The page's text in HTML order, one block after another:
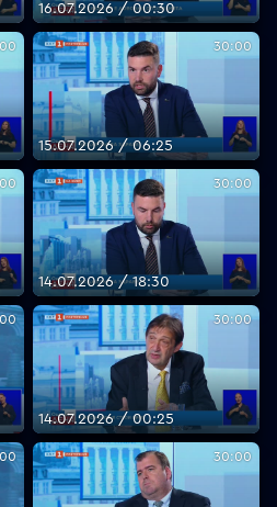
16.07.2026 / 00:30
30:00
15.07.2026 / 06:25
30:00
14.07.2026 / 18:30
30:00
14.07.2026 / 00:25
30:00